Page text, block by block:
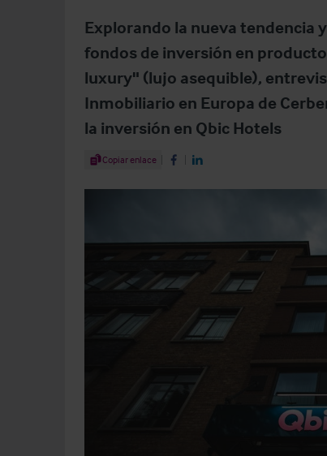
Explorando la nueva tendencia
fondos de inversión en
luxury" (lujo asequible),
Inmobiliario en Europa de
la inversión en Qbic Hotels
Share Article
Copiar enlace Share on Facebook
Share on LinkedIn